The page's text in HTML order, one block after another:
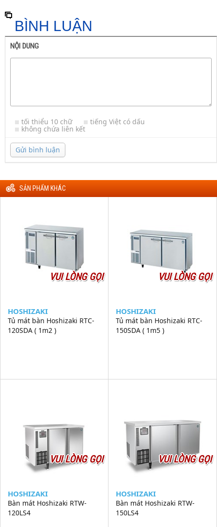
BÌNH LUẬN
NỘI DUNG
tối thiểu 10 chữ tiếng Việt có dấu
không chứa liên kết
Gửi bình luận
SẢN PHẨM KHÁC
VUI LÒNG GỌI
HOSHIZAKI
Tủ mát bàn Hoshizaki RTC-
120SDA ( 1m2 )
VUI LÒNG GỌI
HOSHIZAKI
Tủ mát bàn Hoshizaki RTC-
150SDA ( 1m5 )
VUI LÒNG GỌI
HOSHIZAKI
Bàn mát Hoshizaki RTW-
120LS4
VUI LÒNG GỌI
HOSHIZAKI
Bàn mát Hoshizaki RTW-
150LS4